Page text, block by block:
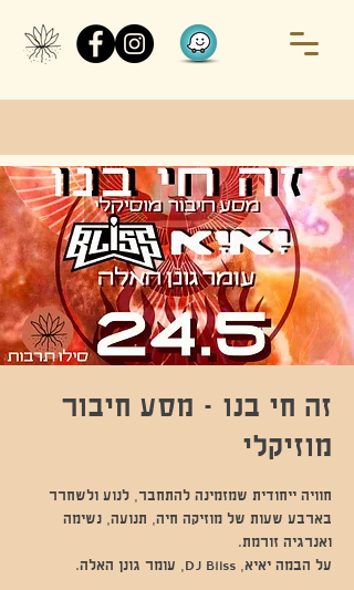
זה חי בנו - מסע חיבור
מוזיקלי
חוויה ייחודית שמזמינה להתחבר, לנוע ולשחרר
בארבע שעות של מוזיקה חיה, תנועה, נשימה